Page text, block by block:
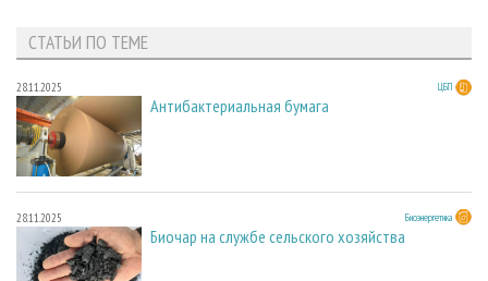
СТАТЬИ ПО ТЕМЕ
28.11.2025 ЦБП
Антибактериальная бумага
28.11.2025 Биоэнергетика
Биочар на службе сельского хозяйства